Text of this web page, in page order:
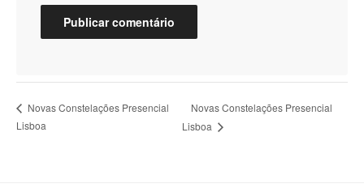
Novas Constelações Presencial
Lisboa
Novas Constelações Presencial
Lisboa